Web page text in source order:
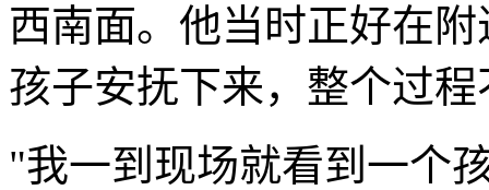
西南面。他当时正好在
孩子安抚下来，整个过
"我一到现场就看到一个